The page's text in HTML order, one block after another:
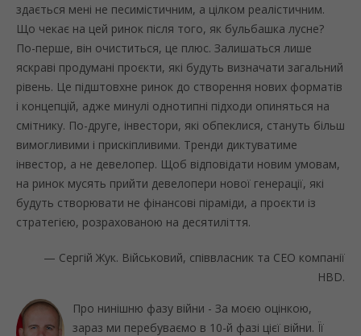
здається мені не песимістичним, а цілком реалістичним.
Що чекає на цей ринок після того, як бульбашка лусне?
По-перше, він очиститься, це плюс. Залишаться лише
яскраві продумані проєкти, які будуть визначати загальний
рівень. Це підштовхне ринок до створення нових форматів
і концепцій, адже минулі однотипні підходи опиняться на
смітнику. По-друге, інвестори, які обпеклися, стануть більш
вимогливими і прискіпливими. Тренди диктуватиме
інвестор, а не девелопер. Щоб відповідати новим умовам,
на ринок мусять прийти девелопери нової генерації, які
будуть створювати не фінансові піраміди, а проєкти із
стратегією, розрахованою на десятиліття.
— Сергій Жук. Військовий, співвласник та СЕО компанії
HBD.
Про нинішню фазу війни - За моєю оцінкою,
зараз ми перебуваємо в 10-й фазі цієї війни. Її